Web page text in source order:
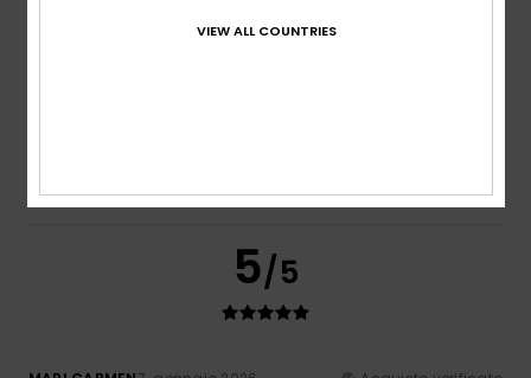
5/5
VIEW ALL COUNTRIES